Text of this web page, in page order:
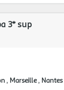
3* sup
Marseille Nantes